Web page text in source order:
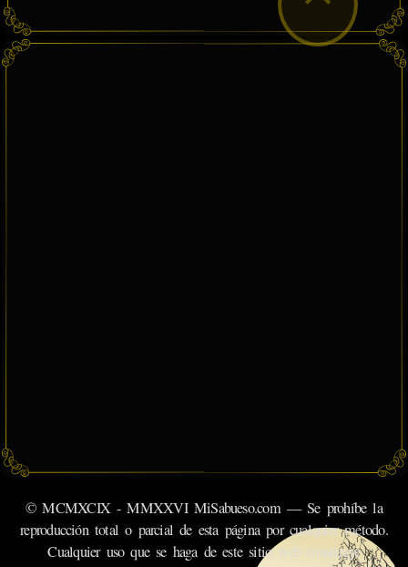
© MCMXCIX - MMXXVI MiSabueso.com — Se prohíbe la
reproducción total o parcial de esta página por cualquier método.
Cualquier uso que se haga de este sitio web constituye